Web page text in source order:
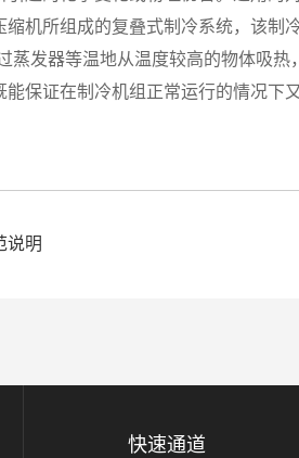
机所组成的复叠式制冷系统，该制
蒸发器等温地从温度较高的物体吸
保证在制冷机组正常运行的情况
说明
快速通道